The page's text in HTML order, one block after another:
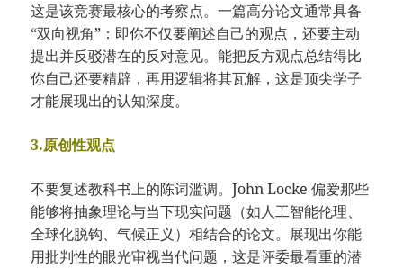
这是该竞赛最核心的考察点。一篇高分论文通常具备
“双向视角”：即你不仅要阐述自己的观点，还要主动
提出并反驳潜在的反对意见。能把反方观点总结得比
你自己还要精辟，再用逻辑将其瓦解，这是顶尖学子
才能展现出的认知深度。
3.原创性观点
不要复述教科书上的陈词滥调。John Locke 偏爱那些
能够将抽象理论与当下现实问题（如人工智能伦理、
全球化脱钩、气候正义）相结合的论文。展现出你能
用批判性的眼光审视当代问题，这是评委最看重的潜